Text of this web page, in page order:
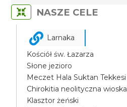
NASZE CELE
Larnaka
Kościół św. Łazarza
Słone jezioro
Meczet Hala Suktan Tekkesi
Chirokitia neolityczna wioska
Klasztor żeński